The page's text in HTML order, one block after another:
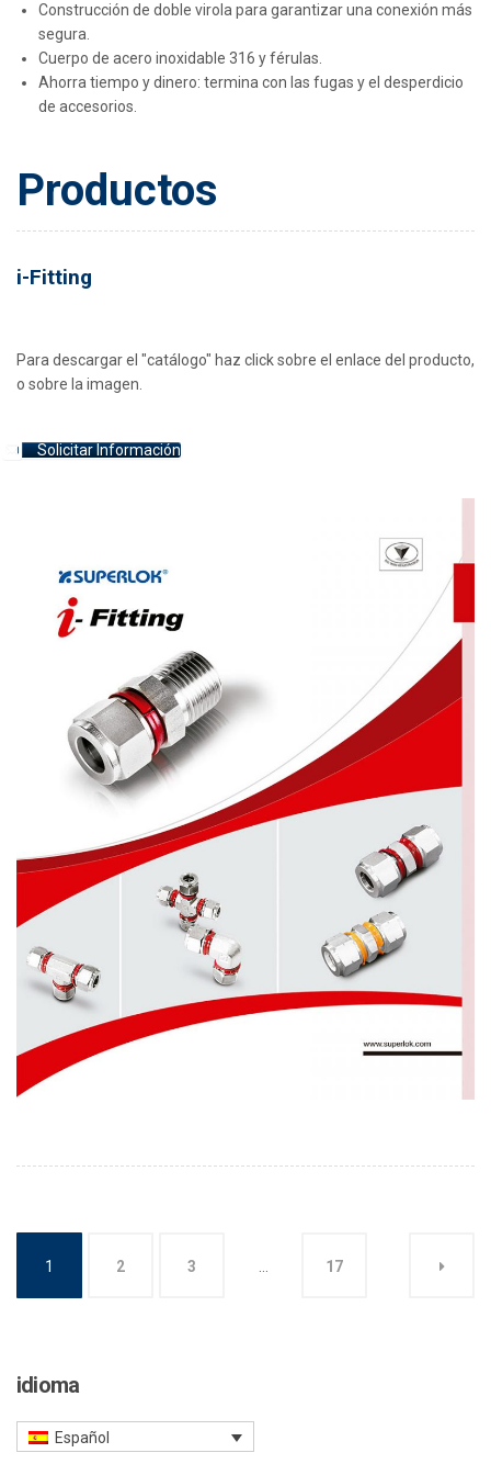
Construcción de doble virola para garantizar una conexión más
segura.
Cuerpo de acero inoxidable 316 y férulas.
Ahorra tiempo y dinero: termina con las fugas y el desperdicio
de accesorios.
Productos
i-Fitting
Para descargar el "catálogo" haz click sobre el enlace del producto,
o sobre la imagen.
Solicitar Información
1 2 3 … 17
idioma
Español